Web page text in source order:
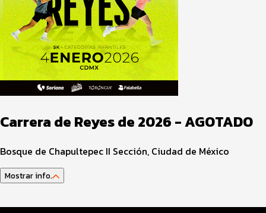
Carrera de Reyes de 2026 - AGOTADO
Bosque de Chapultepec II Sección, Ciudad de México
Mostrar info.